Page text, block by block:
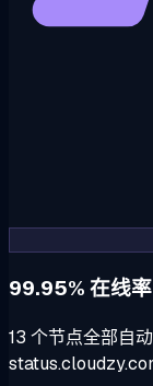
99.95% 在线
13 个节点全部自